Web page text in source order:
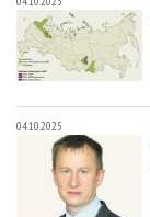
04.10.2025